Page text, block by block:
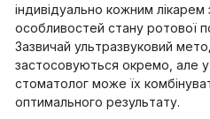
індивідуально кожним
особливостей стану ротової
Зазвичай ультразвуковий
застосовуються окремо, але
стоматолог може їх
оптимального результату.